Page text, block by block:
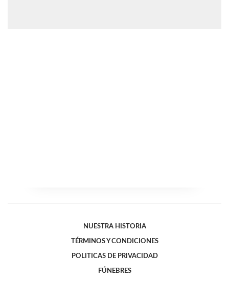
NUESTRA HISTORIA
TÉRMINOS Y CONDICIONES
POLITICAS DE PRIVACIDAD
FÚNEBRES